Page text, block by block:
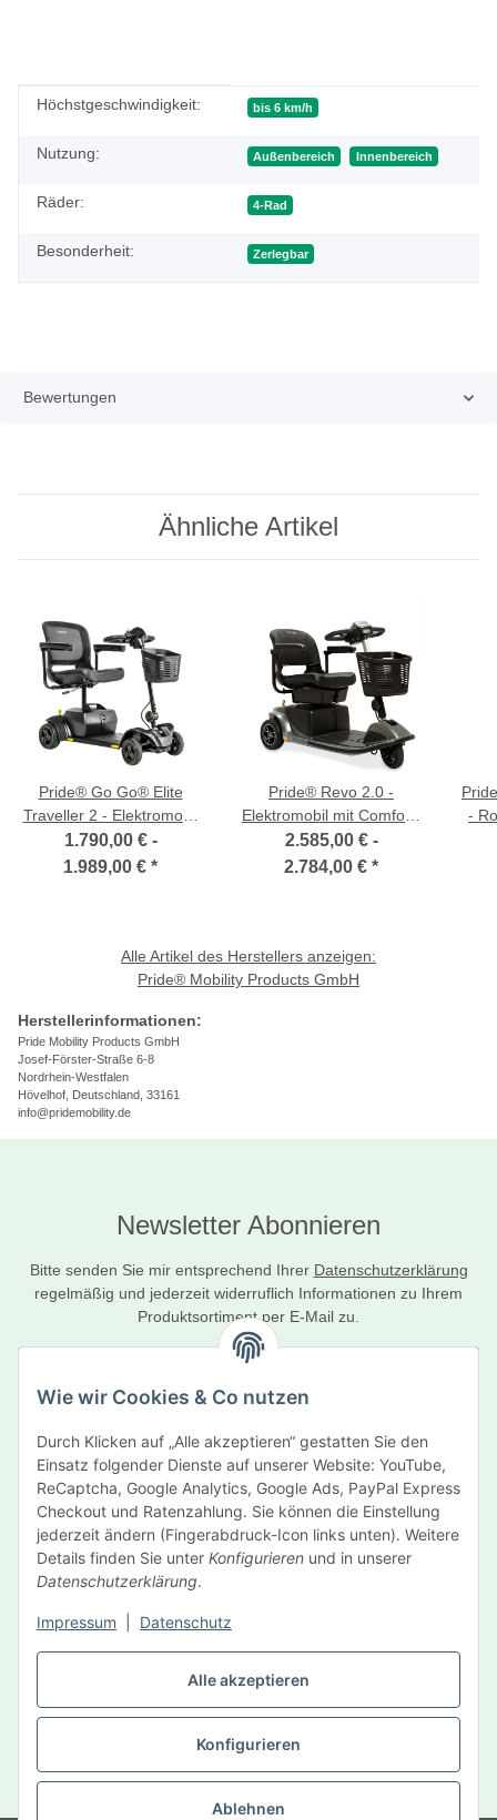
Alle akzeptieren
Konfigurieren
Ablehnen
Wie wir Cookies & Co nutzen
Durch Klicken auf „Alle akzeptieren“ gestatten Sie den
Einsatz folgender Dienste auf unserer Website: YouTube,
ReCaptcha, Google Analytics, Google Ads, PayPal Express
Checkout und Ratenzahlung. Sie können die Einstellung
jederzeit ändern (Fingerabdruck-Icon links unten). Weitere
Details finden Sie unter Konfigurieren und in unserer
Datenschutzerklärung.
Impressum Datenschutz
Produkteigenschaft
Wert
Höchstgeschwindigkeit: bis 6 km/h
Nutzung: Außenbereich Innenbereich
Räder: 4-Rad
Besonderheit: Zerlegbar
Bewertungen
Ähnliche Artikel
Pride® Go Go® Elite
Traveller 2 - Elektromobil
mit beeindruckender
Wendigkeit
1.790,00 € -
1.989,00 € *
Pride® Revo 2.0 -
Elektromobil mit Comfort-
Trac-Federung
2.585,00 € -
2.784,00 € *
-
Alle Artikel des Herstellers anzeigen:
Pride® Mobility Products GmbH
Herstellerinformationen:
Pride Mobility Products GmbH
Josef-Förster-Straße 6-8
Nordrhein-Westfalen
Hövelhof, Deutschland, 33161
info@pridemobility.de
Newsletter Abonnieren
Bitte senden Sie mir entsprechend Ihrer Datenschutzerklärung
regelmäßig und jederzeit widerruflich Informationen zu Ihrem
Produktsortiment per E-Mail zu.
Newsletter Abonnieren
Informationen
Gesetzliche Informationen
Hersteller
* Alle Preise inkl. gesetzlicher USt., zzgl.